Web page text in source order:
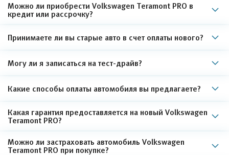
Можно ли приобрести Volkswagen Teramont PRO в
кредит или рассрочку?
Принимаете ли вы старые авто в счет оплаты нового?
Могу ли я записаться на тест-драйв?
Какие способы оплаты автомобиля вы предлагаете?
Какая гарантия предоставляется на новый Volkswagen
Teramont PRO?
Можно ли застраховать автомобиль Volkswagen
Teramont PRO при покупке?